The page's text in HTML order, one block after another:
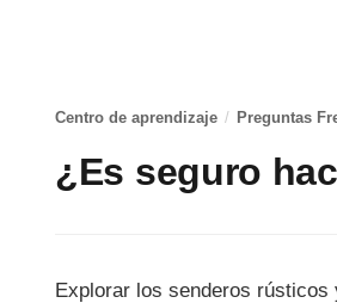
Centro de aprendizaje / Preguntas
¿Es seguro
Explorar los senderos